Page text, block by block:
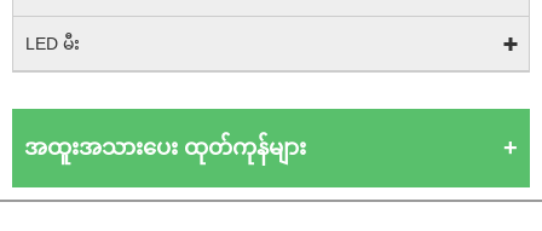
LED မီး
အထူးအသားပေး ထုတ်ကုန်များ